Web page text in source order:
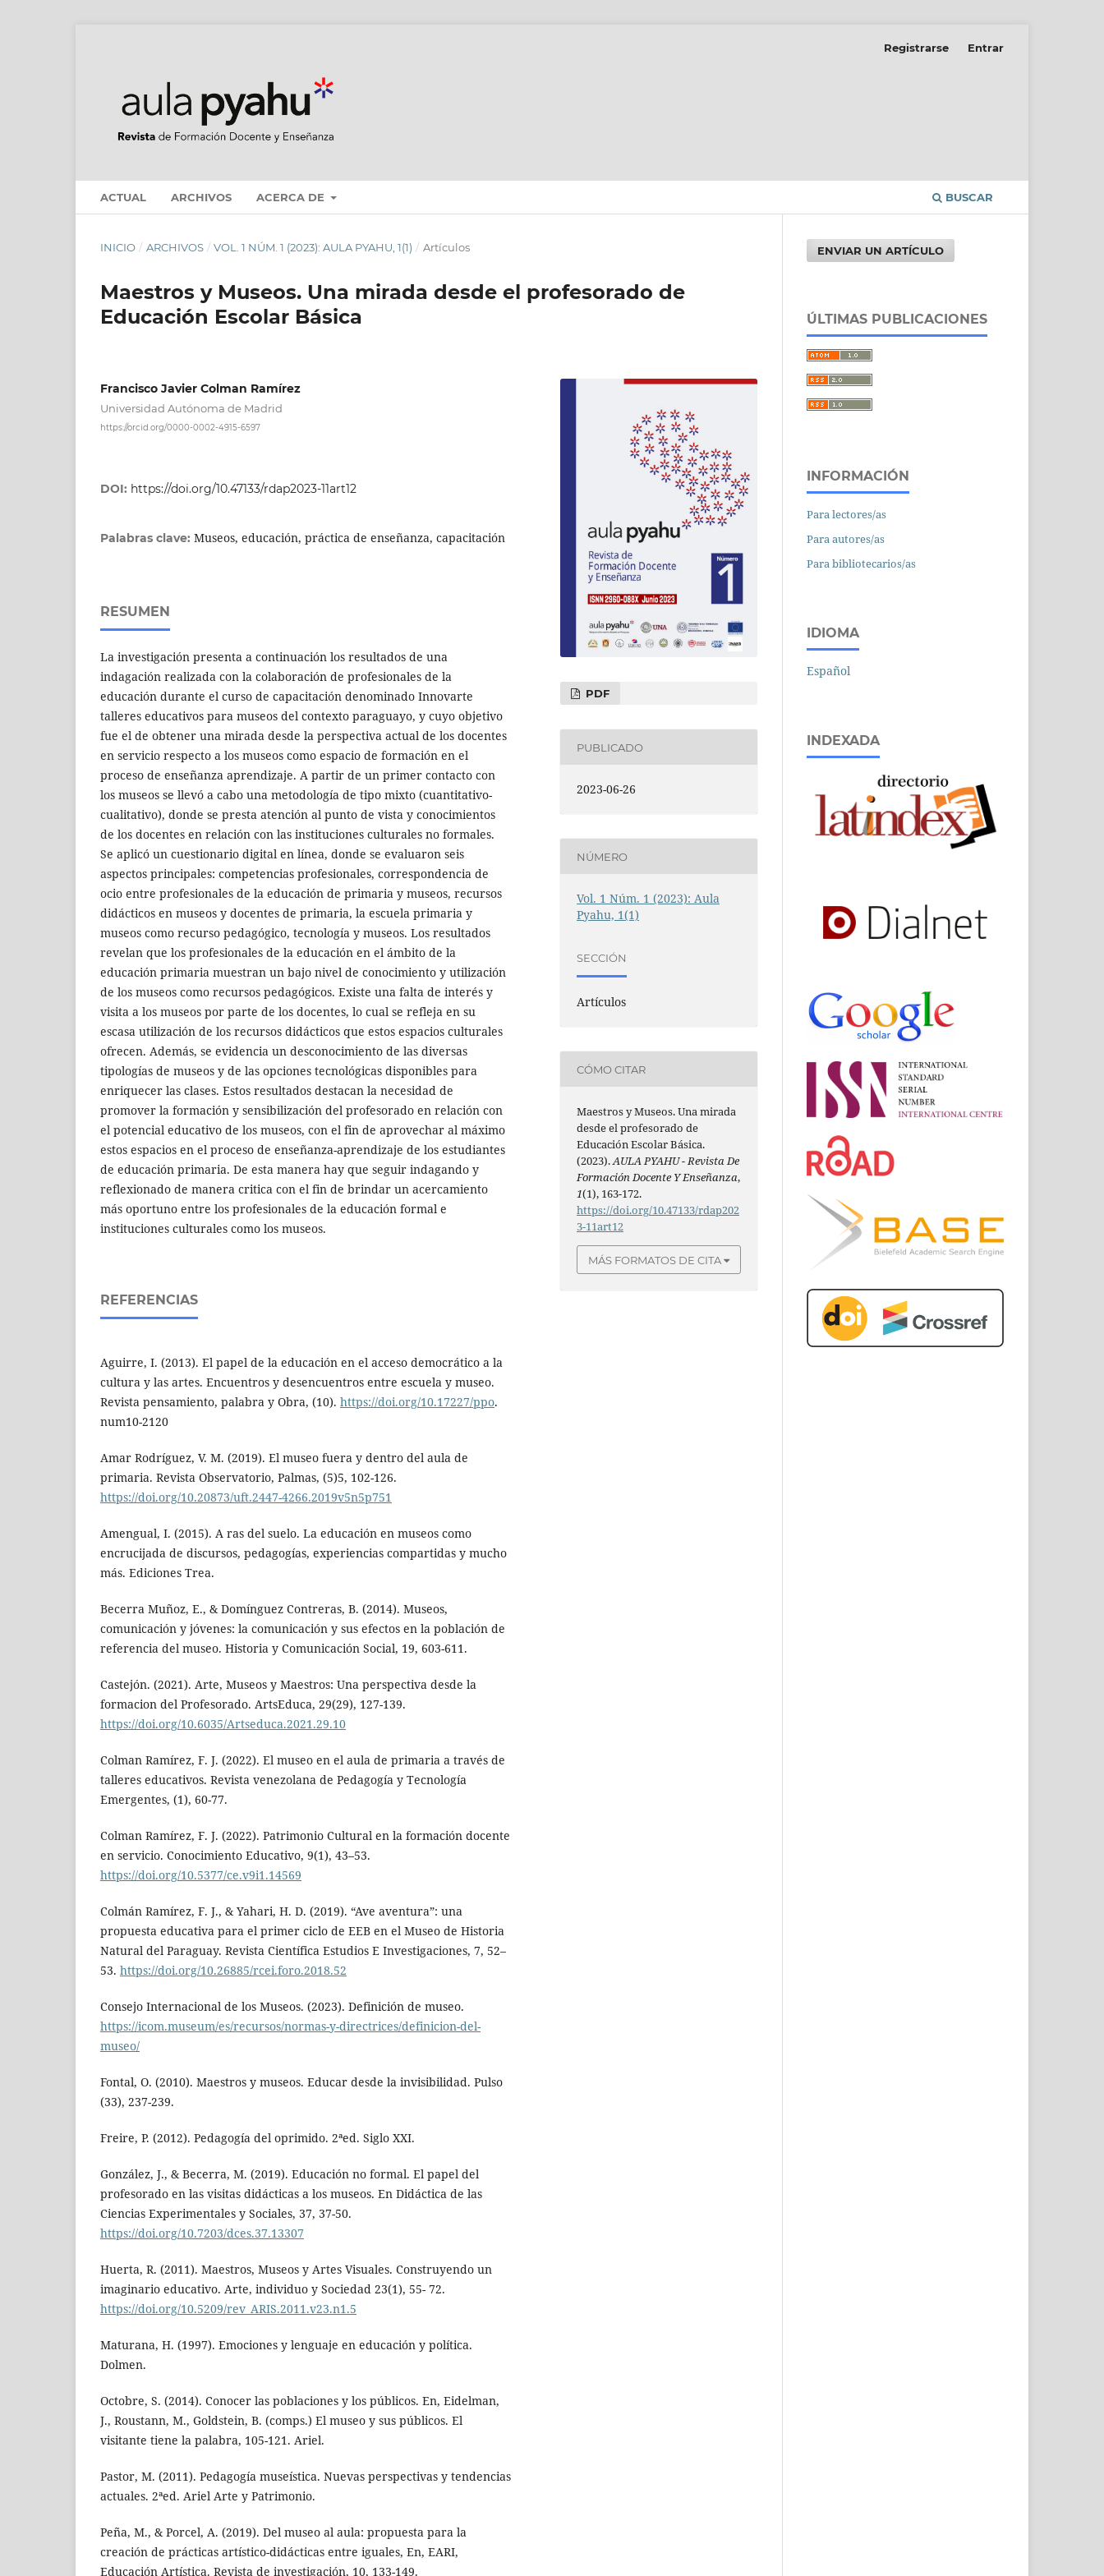
ACTUAL ARCHIVOS ACERCA DE BUSCAR
Registrarse Entrar
INICIO / ARCHIVOS / VOL. 1 NÚM. 1 (2023): AULA PYAHU, 1(1) / Artículos
Maestros y Museos. Una mirada desde el profesorado de
Educación Escolar Básica
Francisco Javier Colman Ramírez
Universidad Autónoma de Madrid
https://orcid.org/0000-0002-4915-6597
DOI: https://doi.org/10.47133/rdap2023-11art12
Palabras clave: Museos, educación, práctica de enseñanza, capacitación
RESUMEN
La investigación presenta a continuación los resultados de una
indagación realizada con la colaboración de profesionales de la
educación durante el curso de capacitación denominado Innovarte
talleres educativos para museos del contexto paraguayo, y cuyo objetivo
fue el de obtener una mirada desde la perspectiva actual de los docentes
en servicio respecto a los museos como espacio de formación en el
proceso de enseñanza aprendizaje. A partir de un primer contacto con
los museos se llevó a cabo una metodología de tipo mixto (cuantitativo-
cualitativo), donde se presta atención al punto de vista y conocimientos
de los docentes en relación con las instituciones culturales no formales.
Se aplicó un cuestionario digital en línea, donde se evaluaron seis
aspectos principales: competencias profesionales, correspondencia de
ocio entre profesionales de la educación de primaria y museos, recursos
didácticos en museos y docentes de primaria, la escuela primaria y
museos como recurso pedagógico, tecnología y museos. Los resultados
revelan que los profesionales de la educación en el ámbito de la
educación primaria muestran un bajo nivel de conocimiento y utilización
de los museos como recursos pedagógicos. Existe una falta de interés y
visita a los museos por parte de los docentes, lo cual se refleja en su
escasa utilización de los recursos didácticos que estos espacios culturales
ofrecen. Además, se evidencia un desconocimiento de las diversas
tipologías de museos y de las opciones tecnológicas disponibles para
enriquecer las clases. Estos resultados destacan la necesidad de
promover la formación y sensibilización del profesorado en relación con
el potencial educativo de los museos, con el fin de aprovechar al máximo
estos espacios en el proceso de enseñanza-aprendizaje de los estudiantes
de educación primaria. De esta manera hay que seguir indagando y
reflexionado de manera critica con el fin de brindar un acercamiento
más oportuno entre los profesionales de la educación formal e
instituciones culturales como los museos.
REFERENCIAS
Aguirre, I. (2013). El papel de la educación en el acceso democrático a la
cultura y las artes. Encuentros y desencuentros entre escuela y museo.
Revista pensamiento, palabra y Obra, (10). https://doi.org/10.17227/ppo.
num10-2120
Amar Rodríguez, V. M. (2019). El museo fuera y dentro del aula de
primaria. Revista Observatorio, Palmas, (5)5, 102-126.
https://doi.org/10.20873/uft.2447-4266.2019v5n5p751
Amengual, I. (2015). A ras del suelo. La educación en museos como
encrucijada de discursos, pedagogías, experiencias compartidas y mucho
más. Ediciones Trea.
Becerra Muñoz, E., & Domínguez Contreras, B. (2014). Museos,
comunicación y jóvenes: la comunicación y sus efectos en la población de
referencia del museo. Historia y Comunicación Social, 19, 603-611.
Castejón. (2021). Arte, Museos y Maestros: Una perspectiva desde la
formacion del Profesorado. ArtsEduca, 29(29), 127-139.
https://doi.org/10.6035/Artseduca.2021.29.10
Colman Ramírez, F. J. (2022). El museo en el aula de primaria a través de
talleres educativos. Revista venezolana de Pedagogía y Tecnología
Emergentes, (1), 60-77.
Colman Ramírez, F. J. (2022). Patrimonio Cultural en la formación docente
en servicio. Conocimiento Educativo, 9(1), 43–53.
https://doi.org/10.5377/ce.v9i1.14569
Colmán Ramírez, F. J., & Yahari, H. D. (2019). “Ave aventura”: una
propuesta educativa para el primer ciclo de EEB en el Museo de Historia
Natural del Paraguay. Revista Científica Estudios E Investigaciones, 7, 52–
53. https://doi.org/10.26885/rcei.foro.2018.52
Consejo Internacional de los Museos. (2023). Definición de museo.
https://icom.museum/es/recursos/normas-y-directrices/definicion-del-
museo/
Fontal, O. (2010). Maestros y museos. Educar desde la invisibilidad. Pulso
(33), 237-239.
Freire, P. (2012). Pedagogía del oprimido. 2ªed. Siglo XXI.
González, J., & Becerra, M. (2019). Educación no formal. El papel del
profesorado en las visitas didácticas a los museos. En Didáctica de las
Ciencias Experimentales y Sociales, 37, 37-50.
https://doi.org/10.7203/dces.37.13307
Huerta, R. (2011). Maestros, Museos y Artes Visuales. Construyendo un
imaginario educativo. Arte, individuo y Sociedad 23(1), 55- 72.
https://doi.org/10.5209/rev_ARIS.2011.v23.n1.5
Maturana, H. (1997). Emociones y lenguaje en educación y política.
Dolmen.
Octobre, S. (2014). Conocer las poblaciones y los públicos. En, Eidelman,
J., Roustann, M., Goldstein, B. (comps.) El museo y sus públicos. El
visitante tiene la palabra, 105-121. Ariel.
Pastor, M. (2011). Pedagogía museística. Nuevas perspectivas y tendencias
actuales. 2ªed. Ariel Arte y Patrimonio.
Peña, M., & Porcel, A. (2019). Del museo al aula: propuesta para la
creación de prácticas artístico-didácticas entre iguales, En, EARI,
Educación Artística. Revista de investigación, 10, 133-149.
PDF
PUBLICADO
2023-06-26
NÚMERO
Vol. 1 Núm. 1 (2023): Aula
Pyahu, 1(1)
SECCIÓN
Artículos
CÓMO CITAR
Maestros y Museos. Una mirada
desde el profesorado de
Educación Escolar Básica.
(2023).AULA PYAHU - Revista De
Formación Docente Y Enseñanza,
1(1), 163-172.
https://doi.org/10.47133/rdap202
3-11art12
MÁS FORMATOS DE CITA
ENVIAR UN ARTÍCULO
ÚLTIMAS PUBLICACIONES
INFORMACIÓN
Para lectores/as
Para autores/as
Para bibliotecarios/as
IDIOMA
Español
INDEXADA